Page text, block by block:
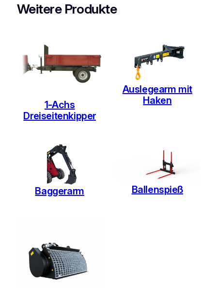
Weitere Produkte
1-Achs
Dreiseitenkipper
Auslegearm mit
Haken
Baggerarm Ballenspieß